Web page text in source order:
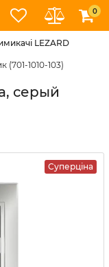
0
LEZARD
(701-1010-103)
серый
Суперціна